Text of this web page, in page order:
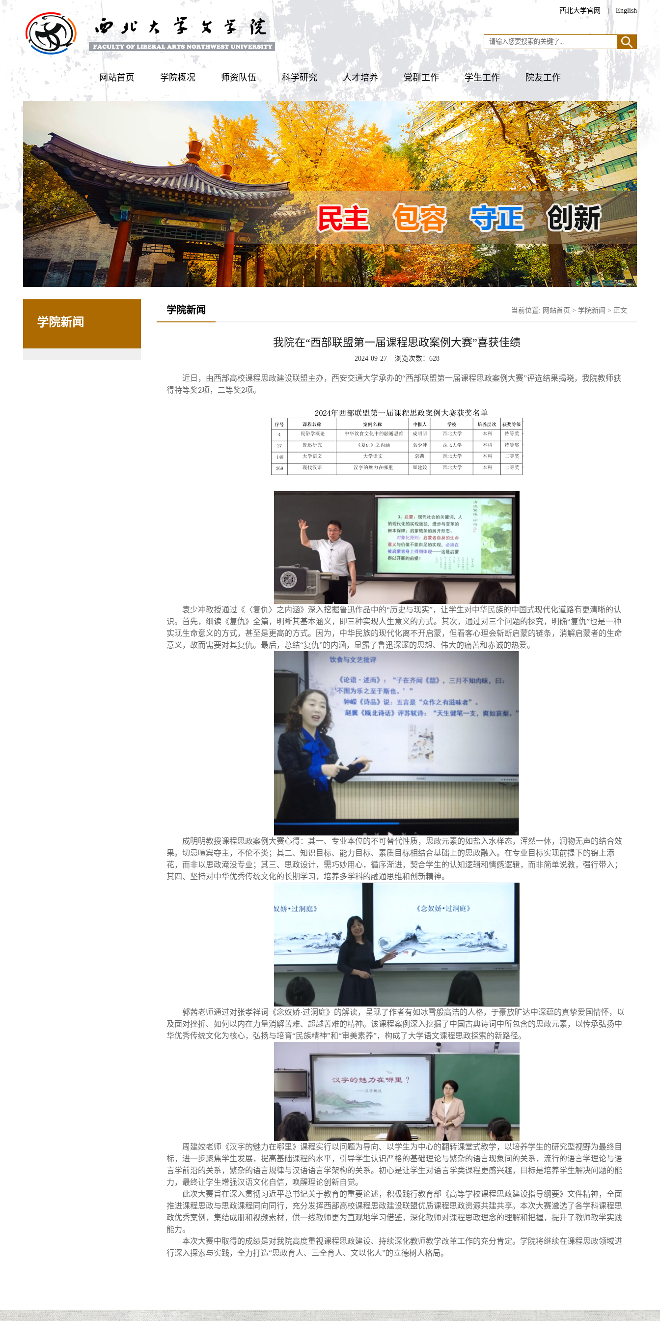
西北大学官网 | English
网站首页 学院概况 师资队伍 科学研究 人才培养 党群工作 学生工作 院友工作
学院新闻
学院新闻 当前位置: 网站首页 > 学院新闻 > 正文
我院在“西部联盟第一届课程思政案例大赛”喜获佳绩
2024-09-27 浏览次数： 628
近日，由西部高校课程思政建设联盟主办，西安交通大学承办的“西部联盟第一届课程思政案例大赛”评选结果揭晓，我院教师获
得特等奖2项，二等奖2项。
袁少冲教授通过《〈复仇〉之内涵》深入挖掘鲁迅作品中的“历史与现实”，让学生对中华民族的中国式现代化道路有更清晰的认
识。首先，细读《复仇》全篇，明晰其基本涵义，即三种实现人生意义的方式。其次，通过对三个问题的探究，明确“复仇”也是一种
实现生命意义的方式，甚至是更高的方式。因为，中华民族的现代化离不开启蒙，但看客心理会斩断启蒙的链条，消解启蒙者的生命
意义，故而需要对其复仇。最后，总结“复仇”的内涵，显露了鲁迅深邃的思想、伟大的痛苦和赤诚的热爱。
成明明教授课程思政案例大赛心得：其一、专业本位的不可替代性质，思政元素的如盐入水样态，浑然一体，润物无声的结合效
果。切忌喧宾夺主，不伦不类；其二、知识目标、能力目标、素质目标相结合基础上的思政融入。在专业目标实现前提下的锦上添
花，而非以思政淹没专业；其三、思政设计，需巧妙用心，循序渐进，契合学生的认知逻辑和情感逻辑，而非简单说教，强行带入；
其四、坚持对中华优秀传统文化的长期学习，培养多学科的融通思维和创新精神。
郭茜老师通过对张孝祥词《念奴娇·过洞庭》的解读，呈现了作者有如冰雪般高洁的人格，于豪放旷达中深蕴的真挚爱国情怀，以
及面对挫折、如何以内在力量消解苦难、超越苦难的精神。该课程案例深入挖掘了中国古典诗词中所包含的思政元素，以传承弘扬中
华优秀传统文化为核心，弘扬与培育“民族精神”和“审美素养”，构成了大学语文课程思政探索的新路径。
周建姣老师《汉字的魅力在哪里》课程实行以问题为导向、以学生为中心的翻转课堂式教学，以培养学生的研究型视野为最终目
标，进一步聚焦学生发展，提高基础课程的水平，引导学生认识严格的基础理论与繁杂的语言现象间的关系，流行的语言学理论与语
言学前沿的关系，繁杂的语言规律与汉语语言学架构的关系。初心是让学生对语言学类课程更感兴趣，目标是培养学生解决问题的能
力，最终让学生增强汉语文化自信，唤醒理论创新自觉。
此次大赛旨在深入贯彻习近平总书记关于教育的重要论述，积极践行教育部《高等学校课程思政建设指导纲要》文件精神，全面
推进课程思政与思政课程同向同行，充分发挥西部高校课程思政建设联盟优质课程思政资源共建共享。本次大赛遴选了各学科课程思
政优秀案例，集结成册和视频素材，供一线教师更为直观地学习借鉴，深化教师对课程思政理念的理解和把握，提升了教师教学实践
能力。
本次大赛中取得的成绩是对我院高度重视课程思政建设、持续深化教师教学改革工作的充分肯定。学院将继续在课程思政领域进
行深入探索与实践，全力打造“思政育人、三全育人、文以化人”的立德树人格局。